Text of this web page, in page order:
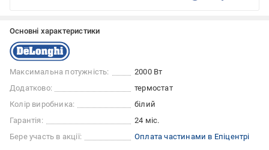
Основні характеристики
Максимальна потужність:
2000 Вт
Додатково:
термостат
Колір виробника:
білий
Гарантія:
24 міс.
Бере участь в акції:
Оплата частинами в Епіцентрі